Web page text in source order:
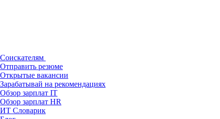
Соискателям
Отправить резюме
Открытые вакансии
Зарабатывай на рекомендациях
Обзор зарплат IT
Обзор зарплат HR
ИТ Словарик